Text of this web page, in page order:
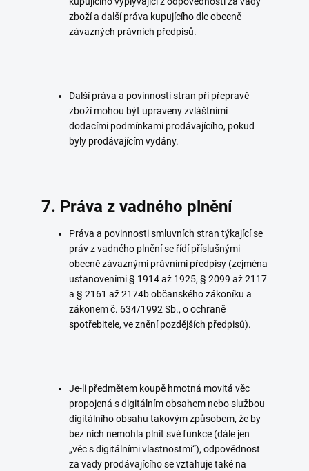
zboží a další práva kupujícího dle obecně
závazných právních předpisů.
Další práva a povinnosti stran při přepravě
zboží mohou být upraveny zvláštními
dodacími podmínkami prodávajícího, pokud
byly prodávajícím vydány.
7. Práva z vadného plnění
Práva a povinnosti smluvních stran týkající se
práv z vadného plnění se řídí příslušnými
obecně závaznými právními předpisy (zejména
ustanoveními § 1914 až 1925, § 2099 až 2117
a § 2161 až 2174b občanského zákoníku a
zákonem č. 634/1992 Sb., o ochraně
spotřebitele, ve znění pozdějších předpisů).
Je-li předmětem koupě hmotná movitá věc
propojená s digitálním obsahem nebo službou
digitálního obsahu takovým způsobem, že by
bez nich nemohla plnit své funkce (dále jen
„věc s digitálními vlastnostmi“), odpovědnost
za vady prodávajícího se vztahuje také na